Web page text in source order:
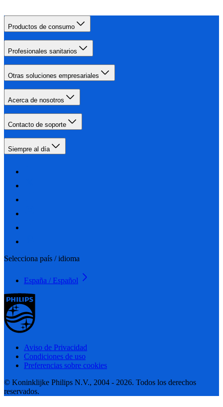
Productos de consumo
Profesionales sanitarios
Otras soluciones empresariales
Acerca de nosotros
Contacto de soporte
Siempre al día
Selecciona país / idioma
España / Español
Aviso de Privacidad
Condiciones de uso
Preferencias sobre cookies
© Koninklijke Philips N.V., 2004 - 2026. Todos los derechos
reservados.